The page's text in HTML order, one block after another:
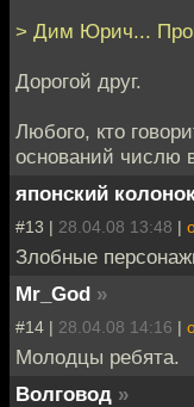
> Дим Юрич...
Дорогой друг.
Любого, кто
оснований числю
японский
#13 | 28.04.08 13:48 |
Злобные
Mr_God »
#14 | 28.04.08 14:16 |
Молодцы ребята.
Волговод »